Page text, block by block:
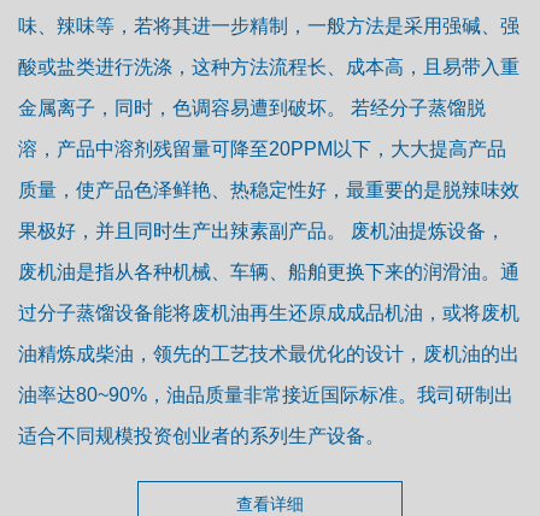
味、辣味等，若将其进一步精制，一般方法是采用强碱、强
酸或盐类进行洗涤，这种方法流程长、成本高，且易带入重
金属离子，同时，色调容易遭到破坏。 若经分子蒸馏脱
溶，产品中溶剂残留量可降至20PPM以下，大大提高产品
质量，使产品色泽鲜艳、热稳定性好，最重要的是脱辣味效
果极好，并且同时生产出辣素副产品。 废机油提炼设备，
废机油是指从各种机械、车辆、船舶更换下来的润滑油。通
过分子蒸馏设备能将废机油再生还原成成品机油，或将废机
油精炼成柴油，领先的工艺技术最优化的设计，废机油的出
油率达80~90%，油品质量非常接近国际标准。我司研制出
适合不同规模投资创业者的系列生产设备。
查看详细